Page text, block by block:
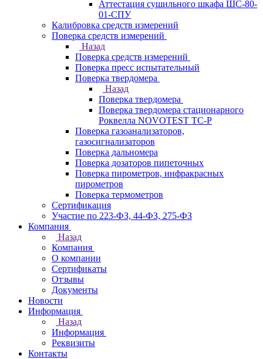
Аттестация сушильного шкафа ШС-80-
01-СПУ
Калибровка средств измерений
Поверка средств измерений
Назад
Поверка средств измерений
Поверка пресс испытательный
Поверка твердомера
Назад
Поверка твердомера
Поверка твердомера стационарного
Роквелла NOVOTEST TС-Р
Поверка газоанализаторов,
газосигнализаторов
Поверка дальномера
Поверка дозаторов пипеточных
Поверка пирометров, инфракрасных
пирометров
Поверка термометров
Сертификация
Участие по 223-ФЗ, 44-ФЗ, 275-ФЗ
Компания
Назад
Компания
О компании
Сертификаты
Отзывы
Документы
Новости
Информация
Назад
Информация
Реквизиты
Контакты